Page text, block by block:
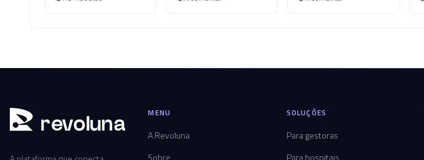
revoluna MENU
A Revoluna
Sobre
SOLUÇÕES
Para gestoras
Para hospitais